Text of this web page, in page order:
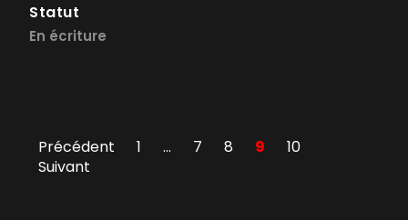
Statut
En écriture
Précédent 1 … 7 8 9
10
Suivant